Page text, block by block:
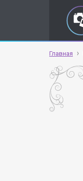
Главная